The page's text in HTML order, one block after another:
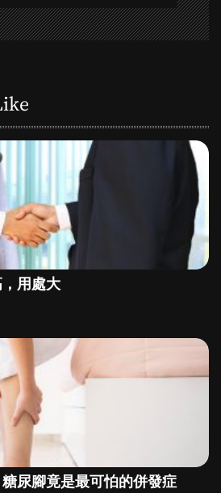
用處大
尿腳竟是最可怕的併發症